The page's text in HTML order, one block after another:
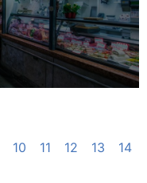
10 11 12 13 14